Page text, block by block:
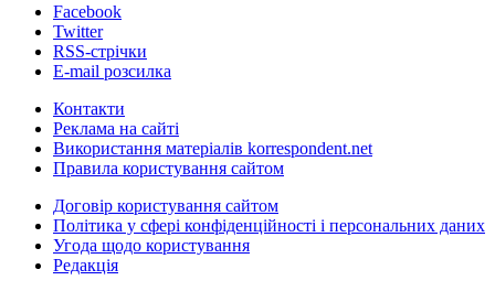
Facebook
Twitter
RSS-стрічки
E-mail розсилка
Контакти
Реклама на сайті
Використання матеріалів korrespondent.net
Правила користування сайтом
Договір користування сайтом
Політика у сфері конфіденційності і персональних даних
Угода щодо користування
Редакція